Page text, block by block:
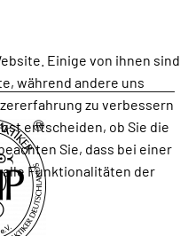
Einige von ihnen sind
während andere uns
zu verbessern
entscheiden, ob Sie die
Sie, dass bei einer
Funktionalitäten der